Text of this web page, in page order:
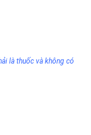
là thuốc và không có